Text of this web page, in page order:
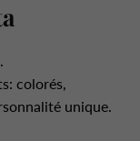
colorés,
unique.